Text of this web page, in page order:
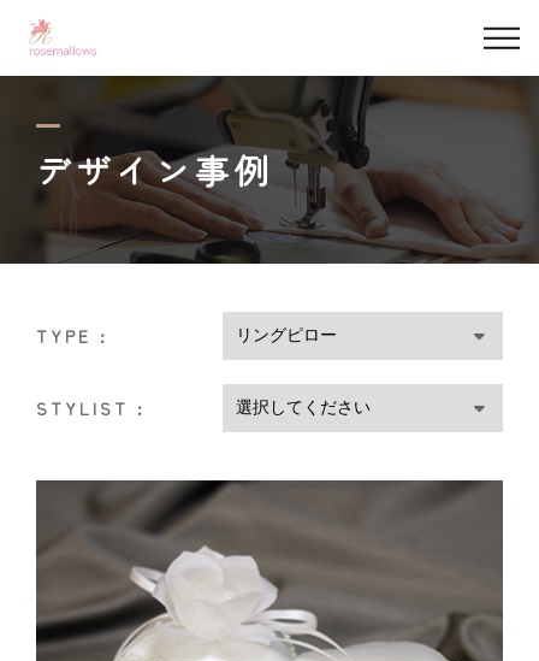
デザイン事例
TYPE :
STYLIST :
私たちについて
デザイン事例
サービス
マシュマロベビー
よくある質問
コンテンツ
お問い合わせはこちら